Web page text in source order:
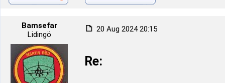
Bamsefar
Lidingö
20 Aug 2024 20:15
Re: